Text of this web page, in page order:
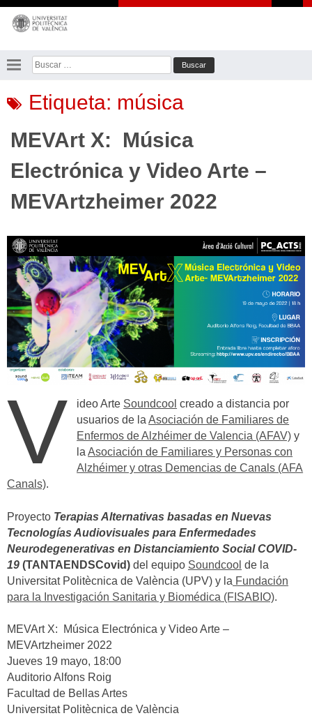
Saltar
contenido
Buscar:
Etiqueta: música
MEVArt X: Música
Electrónica y Video Arte –
MEVArtzheimer 2022
V ideo Arte Soundcool creado a distancia por
usuarios de laAsociación de Familiares de
Enfermos de Alzhéimer de Valencia (AFAV) y
laAsociación de Familiares y Personas con
Alzhéimer y otras Demencias de Canals (AFA
Canals).
Proyecto Terapias Alternativas basadas en Nuevas
Tecnologías Audiovisuales para Enfermedades
Neurodegenerativas en Distanciamiento Social COVID-
19 (TANTAENDSCovid) del equipo Soundcool de la
Universitat Politècnica de València (UPV) y la Fundación
para la Investigación Sanitaria y Biomédica (FISABIO).
MEVArt X: Música Electrónica y Video Arte –
MEVArtzheimer 2022
Jueves 19 mayo, 18:00
Auditorio Alfons Roig
Facultad de Bellas Artes
Universitat Politècnica de València